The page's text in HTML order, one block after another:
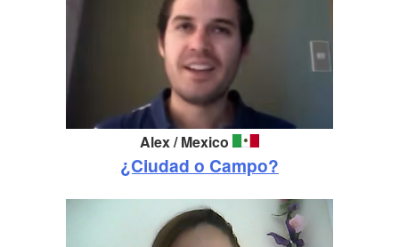
Alex / Mexico
¿Ciudad o Campo?